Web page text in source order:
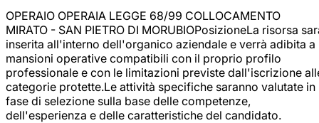
OPERAIO OPERAIA LEGGE 68/99 COLLOCAMENTO
MIRATO - SAN PIETRO DI MORUBIOPosizioneLa risorsa
inserita all'interno dell'organico aziendale e verrà adibita a
mansioni operative compatibili con il proprio profilo
professionale e con le limitazioni previste dall'iscrizione
categorie protette.Le attività specifiche saranno valutate in
fase di selezione sulla base delle competenze,
dell'esperienza e delle caratteristiche del candidato.